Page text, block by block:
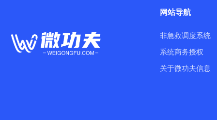
网站导航
非急救调度系统
系统商务授权
关于微功夫信息